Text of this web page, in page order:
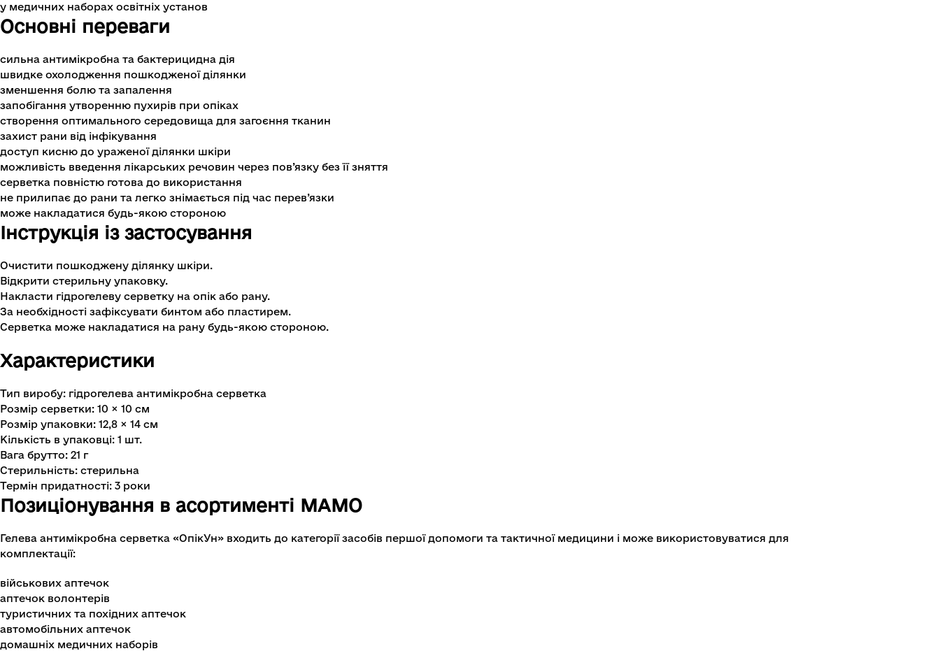
у медичних наборах освітніх установ
Основні переваги
сильна антимікробна та бактерицидна дія
швидке охолодження пошкодженої ділянки
зменшення болю та запалення
запобігання утворенню пухирів при опіках
створення оптимального середовища для загоєння тканин
захист рани від інфікування
доступ кисню до ураженої ділянки шкіри
можливість введення лікарських речовин через пов’язку без її зняття
серветка повністю готова до використання
не прилипає до рани та легко знімається під час перев’язки
може накладатися будь-якою стороною
Інструкція із застосування
Очистити пошкоджену ділянку шкіри.
Відкрити стерильну упаковку.
Накласти гідрогелеву серветку на опік або рану.
За необхідності зафіксувати бинтом або пластирем.
Серветка може накладатися на рану будь-якою стороною.
Характеристики
Тип виробу: гідрогелева антимікробна серветка
Розмір серветки: 10 × 10 см
Розмір упаковки: 12,8 × 14 см
Кількість в упаковці: 1 шт.
Вага брутто: 21 г
Стерильність: стерильна
Термін придатності: 3 роки
Позиціонування в асортименті MAMO
Гелева антимікробна серветка «ОпікУн» входить до категорії засобів першої допомоги та тактичної медицини і може використовуватися для
комплектації:
військових аптечок
аптечок волонтерів
туристичних та похідних аптечок
автомобільних аптечок
домашніх медичних наборів